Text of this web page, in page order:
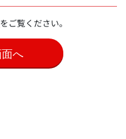
をご覧ください。